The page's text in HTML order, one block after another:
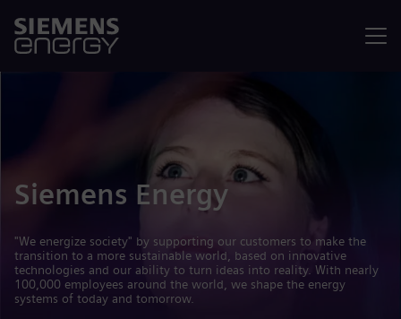
Siemens Energy
"We energize society" by supporting our customers to make the
transition to a more sustainable world, based on innovative
technologies and our ability to turn ideas into reality. With nearly
100,000 employees around the world, we shape the energy
systems of today and tomorrow.